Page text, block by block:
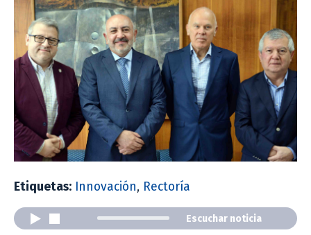
Etiquetas: Innovación, Rectoría
Escuchar noticia